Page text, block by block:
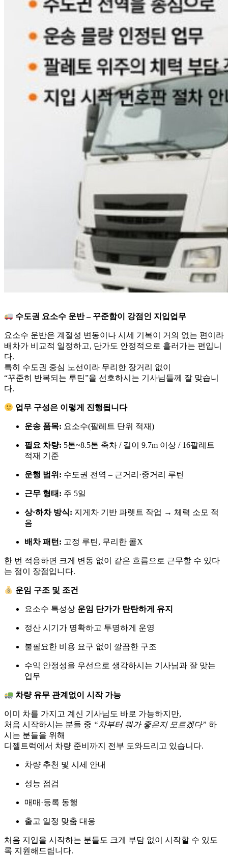
수도권 요소수 운반 – 꾸준함이 강점인 지입업무
요소수 운반은 계절성 변동이나 시세 기복이 거의 없는 편이라
배차가 비교적 일정하고, 단가도 안정적으로 흘러가는 편입니
다.
특히 수도권 중심 노선이라 무리한 장거리 없이
“꾸준히 반복되는 루틴”을 선호하시는 기사님들께 잘 맞습니
다.
업무 구성은 이렇게 진행됩니다
운송 품목: 요소수(팔레트 단위 적재)
필요 차량: 5톤~8.5톤 축차 / 길이 9.7m 이상 / 16팔레트
적재 기준
운행 범위: 수도권 전역 – 근거리·중거리 루틴
근무 형태: 주 5일
상·하차 방식: 지게차 기반 파렛트 작업 → 체력 소모 적
음
배차 패턴: 고정 루틴, 무리한 콜X
한 번 적응하면 크게 변동 없이 같은 흐름으로 근무할 수 있다
는 점이 장점입니다.
운임 구조 및 조건
요소수 특성상 운임 단가가 탄탄하게 유지
정산 시기가 명확하고 투명하게 운영
불필요한 비용 요구 없이 깔끔한 구조
수익 안정성을 우선으로 생각하시는 기사님과 잘 맞는
업무
차량 유무 관계없이 시작 가능
이미 차를 가지고 계신 기사님도 바로 가능하지만,
처음 시작하시는 분들 중 “차부터 뭐가 좋은지 모르겠다” 하
시는 분들을 위해
디젤트럭에서 차량 준비까지 전부 도와드리고 있습니다.
차량 추천 및 시세 안내
성능 점검
매매·등록 동행
출고 일정 맞춤 대응
처음 지입을 시작하는 분들도 크게 부담 없이 시작할 수 있도
록 지원해드립니다.